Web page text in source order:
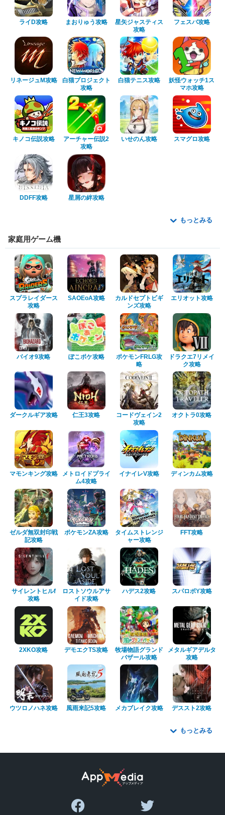
ライD攻略 まおりゅう攻略
星矢ジャスティス
攻略
フェスバ攻略
リネージュM攻略
白猫プロジェクト
攻略
白猫テニス攻略
妖怪ウォッチ1ス
マホ攻略
キノコ伝説攻略
アーチャー伝説2
攻略
いせのん攻略 スマグロ攻略
DDFF攻略 星屑の絆攻略
もっとみる
家庭用ゲーム機
スプラレイダース
攻略
SAOEoA攻略
カルドセプトビギ
ンズ攻略
エリオット攻略
バイオ9攻略 ぽこポケ攻略
ポケモンFRLG攻
略
ドラクエ7リメイ
ク攻略
ダークルギア攻略 仁王3攻略
コードヴェイン2
攻略
オクトラ0攻略
マモンキング攻略
メトロイドプライ
ム4攻略
イナイレV攻略 ディンカム攻略
ゼルダ無双封印戦
記攻略
ポケモンZA攻略
タイムストレンジ
ャー攻略
FFT攻略
サイレントヒルf
攻略
ロストソウルアサ
イド攻略
ハデス2攻略 スパロボY攻略
2XKO攻略 デモエクTS攻略
牧場物語グランド
バザール攻略
メタルギアデルタ
攻略
ウツロノハネ攻略 風雨来記5攻略 メカブレイク攻略 デススト2攻略
もっとみる